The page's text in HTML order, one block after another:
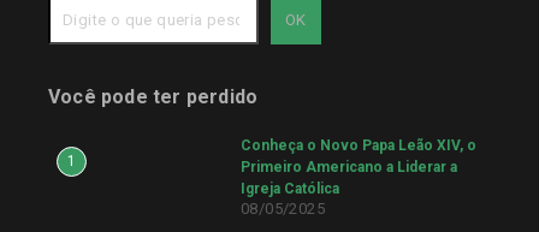
OK
Você pode ter perdido
1
Conheça o Novo Papa Leão XIV, o
Primeiro Americano a Liderar a
Igreja Católica
08/05/2025